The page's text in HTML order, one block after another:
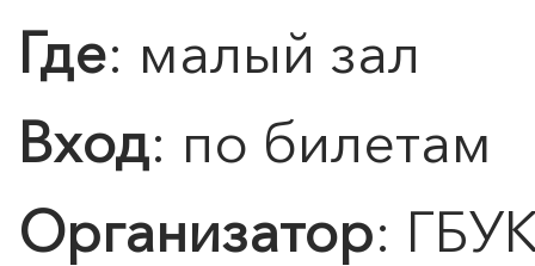
Где: малый зал
Вход: по билетам
Организатор: